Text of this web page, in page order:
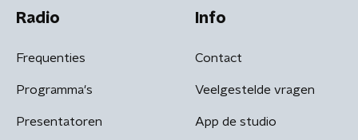
Radio
Frequenties
Programma's
Presentatoren
Info
Contact
Veelgestelde vragen
App de studio